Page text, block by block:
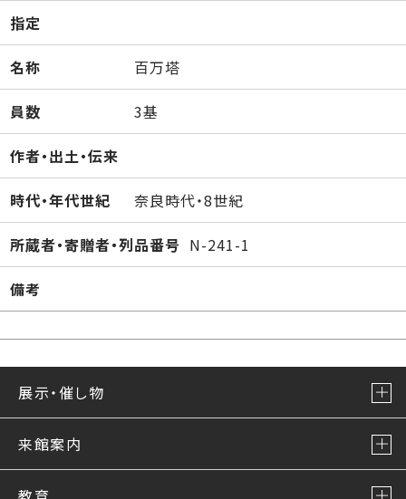
指定
名称 百万塔
員数 3基
作者・出土・伝来
時代・年代世紀 奈良時代・8世紀
所蔵者・寄贈者・列品番号 N-241-1
備考
展示・催し物
来館案内